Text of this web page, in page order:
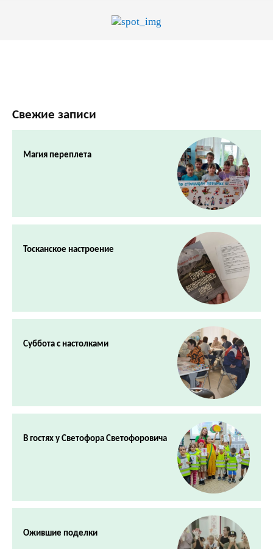
Свежие записи
Магия переплета
Тосканское настроение
Суббота с настолками
В гостях у Светофора Светофоровича
Ожившие поделки